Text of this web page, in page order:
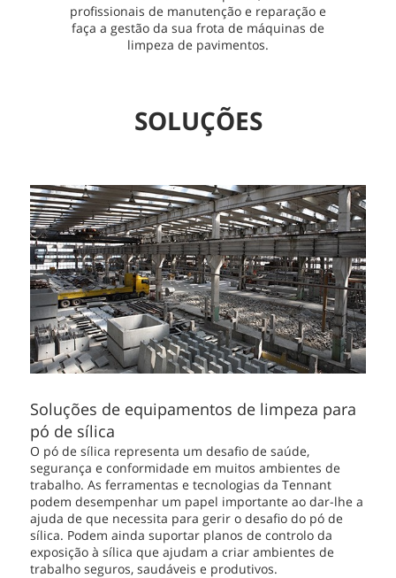
profissionais de manutenção e reparação e
faça a gestão da sua frota de máquinas de
limpeza de pavimentos.
SOLUÇÕES
Soluções de equipamentos de limpeza para
pó de sílica
O pó de sílica representa um desafio de saúde,
segurança e conformidade em muitos ambientes de
trabalho. As ferramentas e tecnologias da Tennant
podem desempenhar um papel importante ao dar-lhe a
ajuda de que necessita para gerir o desafio do pó de
sílica. Podem ainda suportar planos de controlo da
exposição à sílica que ajudam a criar ambientes de
trabalho seguros, saudáveis e produtivos.